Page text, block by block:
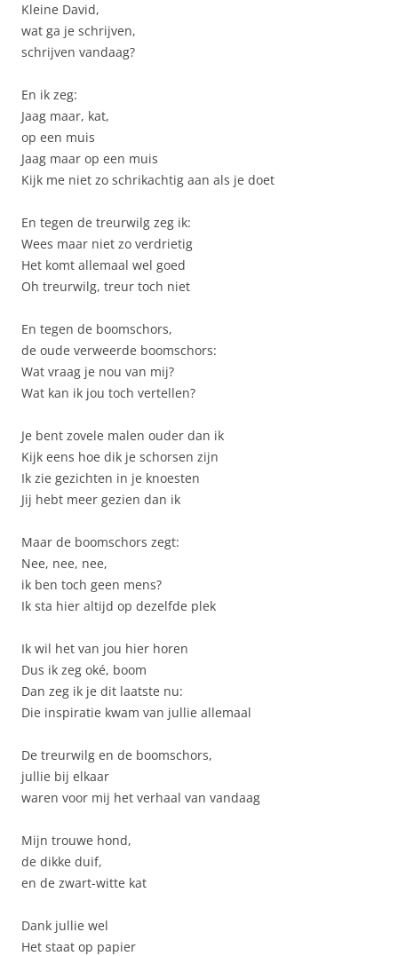
Kleine David,
wat ga je schrijven,
schrijven vandaag?
En ik zeg:
Jaag maar, kat,
op een muis
Jaag maar op een muis
Kijk me niet zo schrikachtig aan als je doet
En tegen de treurwilg zeg ik:
Wees maar niet zo verdrietig
Het komt allemaal wel goed
Oh treurwilg, treur toch niet
En tegen de boomschors,
de oude verweerde boomschors:
Wat vraag je nou van mij?
Wat kan ik jou toch vertellen?
Je bent zovele malen ouder dan ik
Kijk eens hoe dik je schorsen zijn
Ik zie gezichten in je knoesten
Jij hebt meer gezien dan ik
Maar de boomschors zegt:
Nee, nee, nee,
ik ben toch geen mens?
Ik sta hier altijd op dezelfde plek
Ik wil het van jou hier horen
Dus ik zeg oké, boom
Dan zeg ik je dit laatste nu:
Die inspiratie kwam van jullie allemaal
De treurwilg en de boomschors,
jullie bij elkaar
waren voor mij het verhaal van vandaag
Mijn trouwe hond,
de dikke duif,
en de zwart-witte kat
Dank jullie wel
Het staat op papier